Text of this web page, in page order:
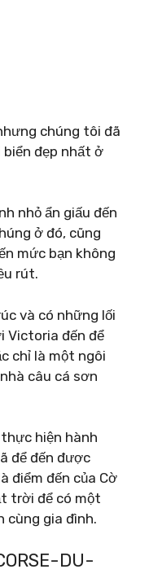
chúng tôi đã
đẹp nhất ở
nhỏ ẩn giấu đến
ở đó, cũng
mức bạn không
rút.
và có những lối
Victoria đến để
chỉ là một ngôi
câu cá sơn
hiện hành
để đến được
điểm đến của Cờ
trời để có một
cùng gia đình.
DU-